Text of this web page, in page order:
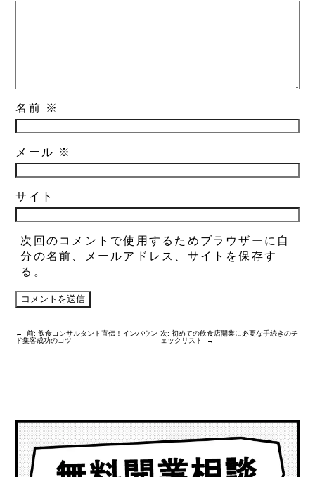
名前 ※
メール ※
サイト
次回のコメントで使用するためブラウザーに自
分の名前、メールアドレス、サイトを保存す
る。
← 前:飲食コンサルタント直伝！インバウン
ド集客成功のコツ
次: 初めての飲食店開業に必要な手続きのチ
ェックリスト
→